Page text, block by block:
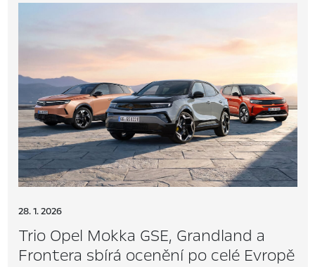
28. 1. 2026
Trio Opel Mokka GSE, Grandland a
Frontera sbírá ocenění po celé Evropě